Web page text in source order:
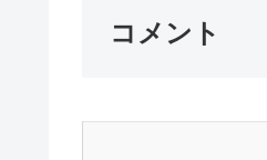
コメント